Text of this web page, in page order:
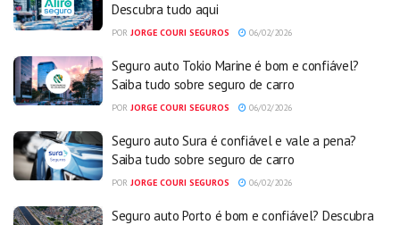
Descubra tudo aqui
POR JORGE COURI SEGUROS 06/02/2026
Seguro auto Tokio Marine é bom e confiável?
Saiba tudo sobre seguro de carro
POR JORGE COURI SEGUROS 06/02/2026
Seguro auto Sura é confiável e vale a pena?
Saiba tudo sobre seguro de carro
POR JORGE COURI SEGUROS 06/02/2026
Seguro auto Porto é bom e confiável? Descubra